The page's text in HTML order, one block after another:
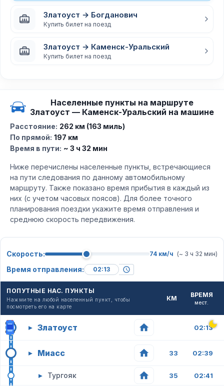
Златоуст → Богданович
Купить билет на поезд
Златоуст → Каменск-Уральский
Купить билет на поезд
Населенные пункты на маршруте
Златоуст — Каменск-Уральский на машине
Расстояние: 262 км (163 миль)
По прямой: 197 км
Время в пути: ~ 3 ч 32 мин
Ниже перечислены населенные пункты, встречающиеся
на пути следования по данному автомобильному
маршруту. Также показано время прибытия в каждый из
них (с учетом часовых поясов). Для более точного
планирования поездки укажите время отправления и
среднюю скорость передвижения.
Скорость: 74 км/ч (~ 3 ч 32 мин)
Время отправления:
ПОПУТНЫЕ НАС. ПУНКТЫ
Нажмите на любой населенный пункт, чтобы
посмотреть его на карте
КМ ВРЕМЯ
мест.
▸ Златоуст 02:13
▸ Миасс 33 02:39
▸ Тургояк 35 02:41